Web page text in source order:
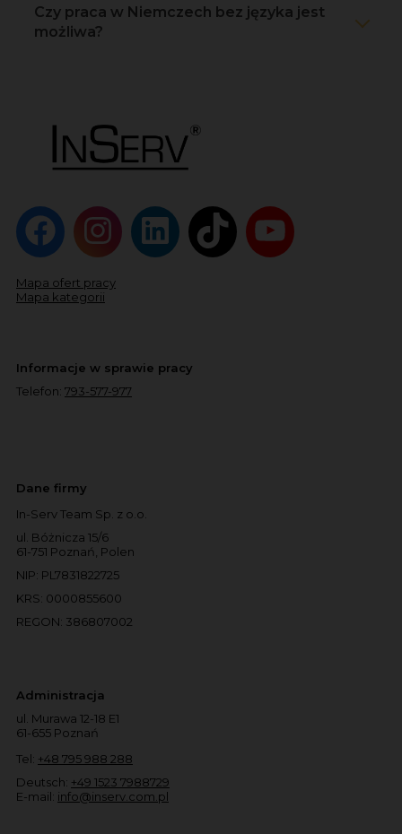
Czy praca w Niemczech bez języka jest
możliwa?
Mapa ofert pracy
Mapa kategorii
Informacje w sprawie pracy
Telefon: 793-577-977
Dane firmy
In-Serv Team Sp. z o.o.
ul. Bóżnicza 15/6
61-751 Poznań, Polen
NIP: PL7831822725
KRS: 0000855600
REGON: 386807002
Administracja
ul. Murawa 12-18 E1
61-655 Poznań
Tel: +48 795 988 288
Deutsch: +49 1523 7988729
E-mail: info@inserv.com.pl